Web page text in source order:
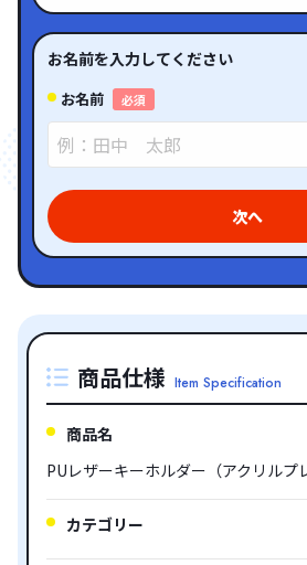
お名前を入力してください
お名前 必須
次へ
商品仕様 Item Specification
商品名
PUレザーキーホルダー（アクリルプ
カテゴリー